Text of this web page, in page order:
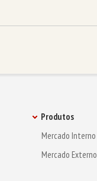
Produtos
Mercado Interno
Mercado Externo